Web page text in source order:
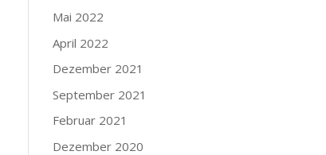
Mai 2022
April 2022
Dezember 2021
September 2021
Februar 2021
Dezember 2020